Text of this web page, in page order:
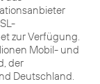
zur Verfügung.
Mobil- und
der
Deutschland.